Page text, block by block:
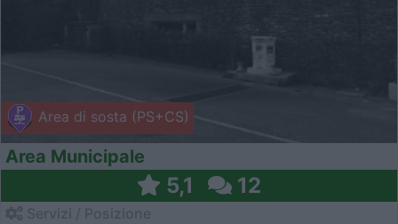
Area di sosta (PS+CS)
Area Municipale
5,1 12